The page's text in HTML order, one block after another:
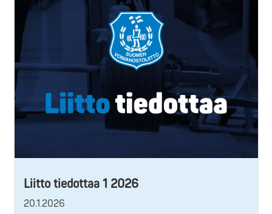
Liitto tiedottaa 1 2026
20.1.2026